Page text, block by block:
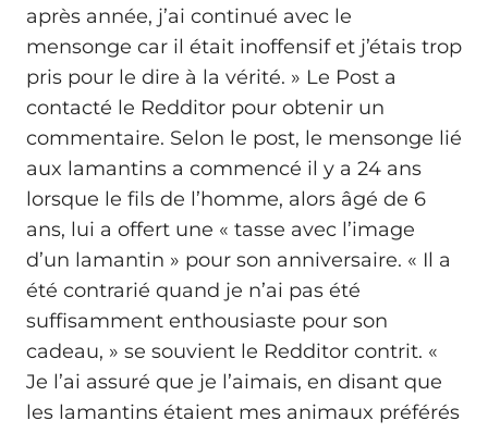
après année, j’ai continué avec le
mensonge car il était inoffensif et j’étais trop
pris pour le dire à la vérité. » Le Post a
contacté le Redditor pour obtenir un
commentaire. Selon le post, le mensonge lié
aux lamantins a commencé il y a 24 ans
lorsque le fils de l’homme, alors âgé de 6
ans, lui a offert une « tasse avec l’image
d’un lamantin » pour son anniversaire. « Il a
été contrarié quand je n’ai pas été
suffisamment enthousiaste pour son
cadeau, » se souvient le Redditor contrit. «
Je l’ai assuré que je l’aimais, en disant que
les lamantins étaient mes animaux préférés